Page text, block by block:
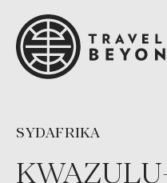
SYDAFRIKA